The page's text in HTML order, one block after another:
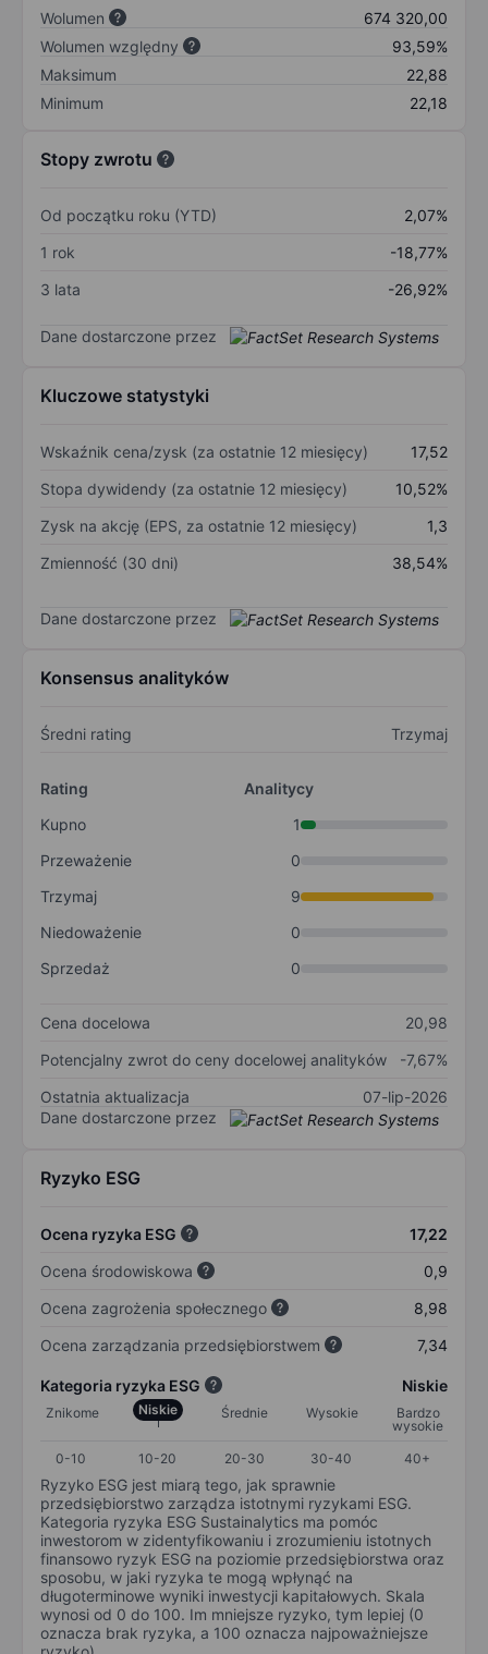
Wolumen
674 320,00
Wolumen względny
93,59%
Maksimum
22,88
Minimum
22,18
Stopy zwrotu
Od początku roku (YTD)
2,07%
1 rok
-18,77%
3 lata
-26,92%
Dane dostarczone przez
Kluczowe statystyki
Wskaźnik cena/zysk (za ostatnie 12 miesięcy)
17,52
Stopa dywidendy (za ostatnie 12 miesięcy)
10,52%
Zysk na akcję (EPS, za ostatnie 12 miesięcy)
1,3
Zmienność (30 dni)
38,54%
Dane dostarczone przez
Konsensus analityków
Średni rating Trzymaj
Rating
Analitycy
Kupno
1
Przeważenie
0
Trzymaj
9
Niedoważenie
0
Sprzedaż
0
Cena docelowa
20,98
Potencjalny zwrot do ceny docelowej analityków
-7,67%
Ostatnia aktualizacja
07-lip-2026
Dane dostarczone przez
Ryzyko ESG
Ocena ryzyka ESG
17,22
Ocena środowiskowa
0,9
Ocena zagrożenia społecznego
8,98
Ocena zarządzania przedsiębiorstwem
7,34
Kategoria ryzyka ESG Niskie
Znikome Niskie Średnie Wysokie
Bardzo
wysokie
0-10
10-20 20-30 30-40 40+
Ryzyko ESG jest miarą tego, jak sprawnie
przedsiębiorstwo zarządza istotnymi ryzykami ESG.
Kategoria ryzyka ESG Sustainalytics ma pomóc
inwestorom w zidentyfikowaniu i zrozumieniu istotnych
finansowo ryzyk ESG na poziomie przedsiębiorstwa oraz
sposobu, w jaki ryzyka te mogą wpłynąć na
długoterminowe wyniki inwestycji kapitałowych. Skala
wynosi od 0 do 100. Im mniejsze ryzyko, tym lepiej (0
oznacza brak ryzyka, a 100 oznacza najpoważniejsze